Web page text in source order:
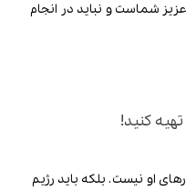
شماست و نباید در انجام
او نیست. بلکه باید رژیم